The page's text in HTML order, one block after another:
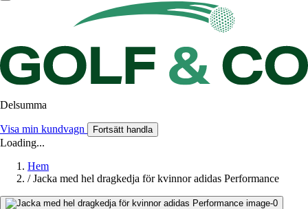
Delsumma
Visa min kundvagn Fortsätt handla
Loading...
Hem
/ Jacka med hel dragkedja för kvinnor adidas Performance